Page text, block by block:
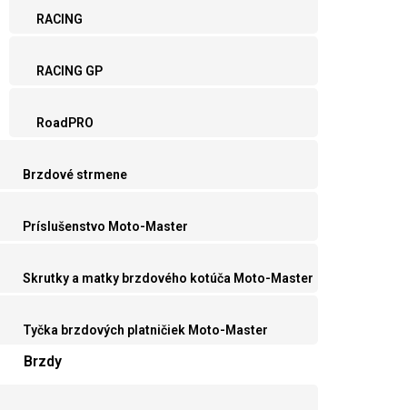
RACING
RACING GP
RoadPRO
Brzdové strmene
Príslušenstvo Moto-Master
Skrutky a matky brzdového kotúča Moto-Master
Tyčka brzdových platničiek Moto-Master
Brzdy